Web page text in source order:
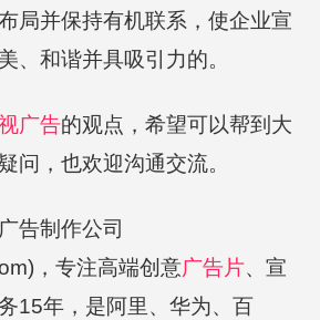
局并保持有机联系，使企业宣
、和谐并具吸引力的。
广告的观点，希望可以帮到大
问，也欢迎沟通交流。
告制作公司
，专注高端创意广告片、宣
15年，是阿里、华为、百